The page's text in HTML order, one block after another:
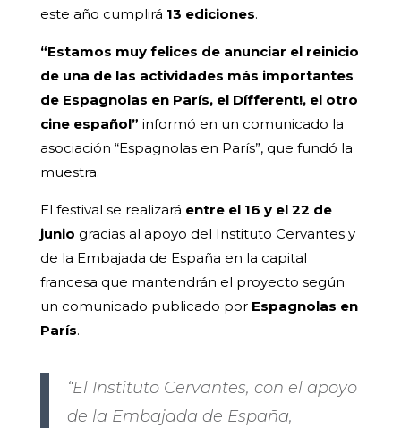
este año cumplirá 13 ediciones.
“Estamos muy felices de anunciar el reinicio
de una de las actividades más importantes
de Espagnolas en París, el Dífferent!, el otro
cine español” informó en un comunicado la
asociación “Espagnolas en París”, que fundó la
muestra.
El festival se realizará entre el 16 y el 22 de
junio gracias al apoyo del Instituto Cervantes y
de la Embajada de España en la capital
francesa que mantendrán el proyecto según
un comunicado publicado por Espagnolas en
París.
“El Instituto Cervantes, con el apoyo
de la Embajada de España,